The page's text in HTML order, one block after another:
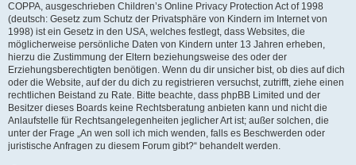
COPPA, ausgeschrieben Children’s Online Privacy Protection Act of 1998
(deutsch: Gesetz zum Schutz der Privatsphäre von Kindern im Internet von
1998) ist ein Gesetz in den USA, welches festlegt, dass Websites, die
möglicherweise persönliche Daten von Kindern unter 13 Jahren erheben,
hierzu die Zustimmung der Eltern beziehungsweise des oder der
Erziehungsberechtigten benötigen. Wenn du dir unsicher bist, ob dies auf dich
oder die Website, auf der du dich zu registrieren versuchst, zutrifft, ziehe einen
rechtlichen Beistand zu Rate. Bitte beachte, dass phpBB Limited und der
Besitzer dieses Boards keine Rechtsberatung anbieten kann und nicht die
Anlaufstelle für Rechtsangelegenheiten jeglicher Art ist; außer solchen, die
unter der Frage „An wen soll ich mich wenden, falls es Beschwerden oder
juristische Anfragen zu diesem Forum gibt?“ behandelt werden.